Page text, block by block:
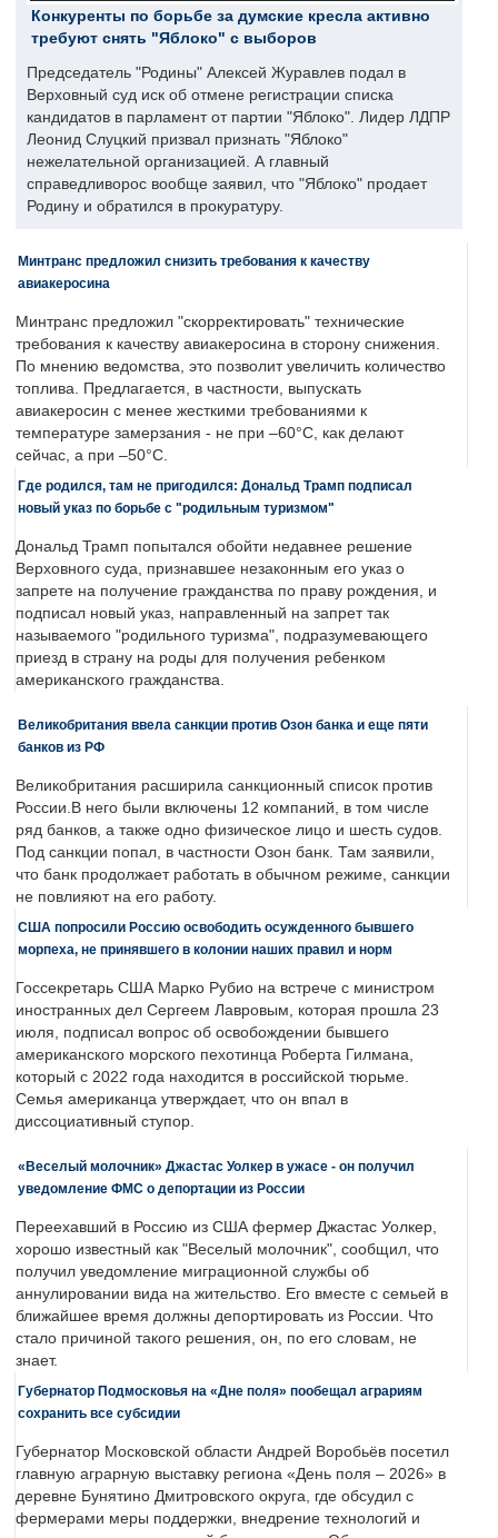
Конкуренты по борьбе за думские кресла активно
требуют снять "Яблоко" с выборов
Председатель "Родины" Алексей Журавлев подал в
Верховный суд иск об отмене регистрации списка
кандидатов в парламент от партии "Яблоко". Лидер ЛДПР
Леонид Слуцкий призвал признать "Яблоко"
нежелательной организацией. А главный
справедливорос вообще заявил, что "Яблоко" продает
Родину и обратился в прокуратуру.
Минтранс предложил снизить требования к качеству
авиакеросина
Минтранс предложил "скорректировать" технические
требования к качеству авиакеросина в сторону снижения.
По мнению ведомства, это позволит увеличить количество
топлива. Предлагается, в частности, выпускать
авиакеросин с менее жесткими требованиями к
температуре замерзания - не при –60°C, как делают
сейчас, а при –50°C.
Где родился, там не пригодился: Дональд Трамп подписал
новый указ по борьбе с "родильным туризмом"
Дональд Трамп попытался обойти недавнее решение
Верховного суда, признавшее незаконным его указ о
запрете на получение гражданства по праву рождения, и
подписал новый указ, направленный на запрет так
называемого "родильного туризма", подразумевающего
приезд в страну на роды для получения ребенком
американского гражданства.
Великобритания ввела санкции против Озон банка и еще пяти
банков из РФ
Великобритания расширила санкционный список против
России.В него были включены 12 компаний, в том числе
ряд банков, а также одно физическое лицо и шесть судов.
Под санкции попал, в частности Озон банк. Там заявили,
что банк продолжает работать в обычном режиме, санкции
не повлияют на его работу.
США попросили Россию освободить осужденного бывшего
морпеха, не принявшего в колонии наших правил и норм
Госсекретарь США Марко Рубио на встрече с министром
иностранных дел Сергеем Лавровым, которая прошла 23
июля, подписал вопрос об освобождении бывшего
американского морского пехотинца Роберта Гилмана,
который с 2022 года находится в российской тюрьме.
Семья американца утверждает, что он впал в
диссоциативный ступор.
«Веселый молочник» Джастас Уолкер в ужасе - он получил
уведомление ФМС о депортации из России
Переехавший в Россию из США фермер Джастас Уолкер,
хорошо известный как "Веселый молочник", сообщил, что
получил уведомление миграционной службы об
аннулировании вида на жительство. Его вместе с семьей в
ближайшее время должны депортировать из России. Что
стало причиной такого решения, он, по его словам, не
знает.
Губернатор Подмосковья на «Дне поля» пообещал аграриям
сохранить все субсидии
Губернатор Московской области Андрей Воробьёв посетил
главную аграрную выставку региона «День поля – 2026» в
деревне Бунятино Дмитровского округа, где обсудил с
фермерами меры поддержки, внедрение технологий и